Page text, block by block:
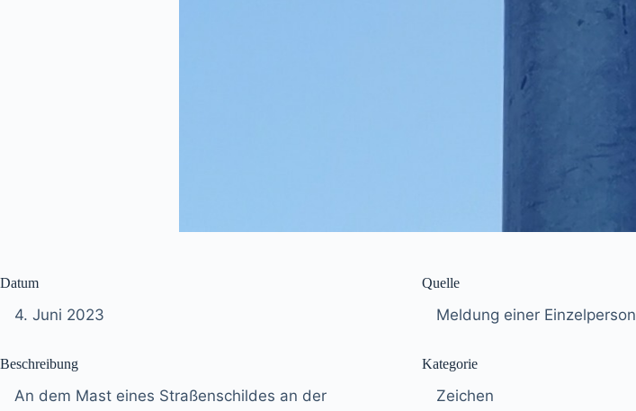
Datum
4. Juni 2023
Beschreibung
An dem Mast eines Straßenschildes an der
Quelle
Meldung einer Einzelperson
Kategorie
Zeichen